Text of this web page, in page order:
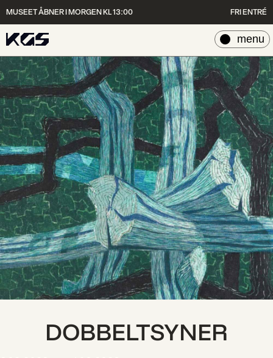
MUSEET ÅBNER I MORGEN KL 13:00 FRI ENTRÉ
luk
menu
DOBBELTSYNER